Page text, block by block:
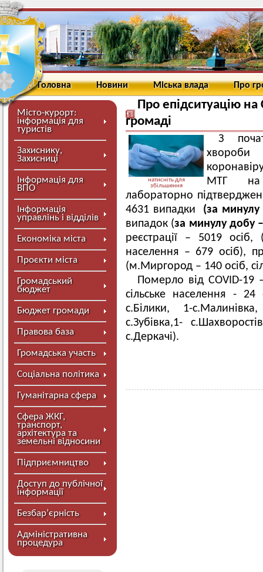
Головна Новини Міська влада Про
Місто-курорт:
інформація для
туристів
Захиснику,
Захисниці
Інформація для
ВПО
Інформація
управлінь і відділів
Економіка міста
Проєкти міста
Громадський
бюджет
Бюджет громади
Правова база
Громадська участь
Соціальна політика
Гуманітарна сфера
Сфера ЖКГ,
транспорт,
архітектура та
земельні відносини
Підприємництво
Доступ до публічної
інформації
Безбар’єрність
Адміністративна
процедура
Про епідситуацію
громаді
натисніть для
збільшення
З
МТГ на
лабораторно
4631 випадки (за
випадок (за минулу добу
реєстрації – 5019
населення – 679 осіб),
(м.Миргород – 140 осіб,
Померло від COVID-
сільське населення - 24
с.Білики, 1-
с.Зубівка,1-
с.Деркачі).